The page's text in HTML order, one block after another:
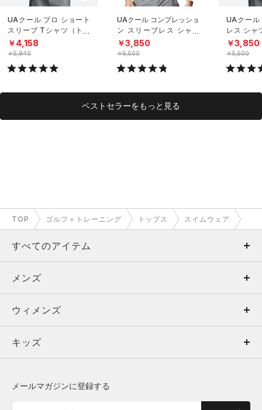
UAクール プロ ショート
スリーブ Tシャツ（トレ
ーニング/MEN）
￥4,158
￥5,940
UAクール コンプレッショ
ン スリーブレス シャツ
（トレーニング/MEN）
￥3,850
￥5,500
UAクール
レス シャ
グ/MEN）
￥3,850
￥5,500
ベストセラーをもっと見る
TOP ゴルフ＋トレーニング トップス スイムウェア
すべてのアイテム
メンズ
ウィメンズ
キッズ
メンズ
トップス
ボトムス
ウィメンズ
トップス
キッズ
メールマガジンに登録する